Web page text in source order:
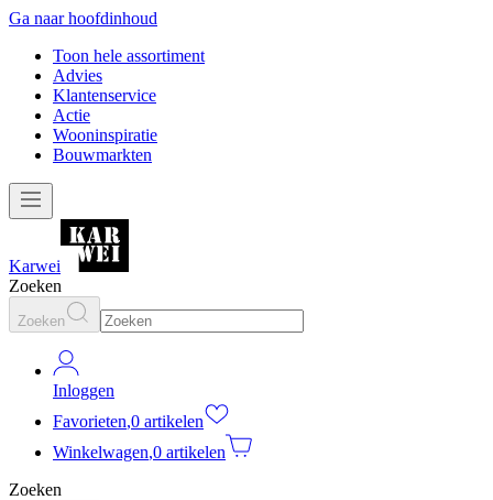
Ga naar hoofdinhoud
Toon hele assortiment
Advies
Klantenservice
Actie
Wooninspiratie
Bouwmarkten
Karwei
Zoeken
Zoeken
Inloggen
Favorieten,0 artikelen
Winkelwagen,0 artikelen
Zoeken